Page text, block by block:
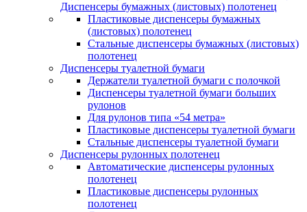
Диспенсеры бумажных (листовых) полотенец
Пластиковые диспенсеры бумажных
(листовых) полотенец
Стальные диспенсеры бумажных (листовых)
полотенец
Диспенсеры туалетной бумаги
Держатели туалетной бумаги с полочкой
Диспенсеры туалетной бумаги больших
рулонов
Для рулонов типа «54 метра»
Пластиковые диспенсеры туалетной бумаги
Стальные диспенсеры туалетной бумаги
Диспенсеры рулонных полотенец
Автоматические диспенсеры рулонных
полотенец
Пластиковые диспенсеры рулонных
полотенец